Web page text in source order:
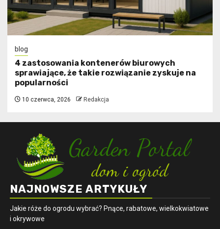
blog
4 zastosowania kontenerów biurowych
sprawiające, że takie rozwiązanie zyskuje na
popularności
10 czerwca, 2026 Redakcja
NAJNOWSZE ARTYKUŁY
Jakie róże do ogrodu wybrać? Pnące, rabatowe, wielkokwiatowe
i okrywowe